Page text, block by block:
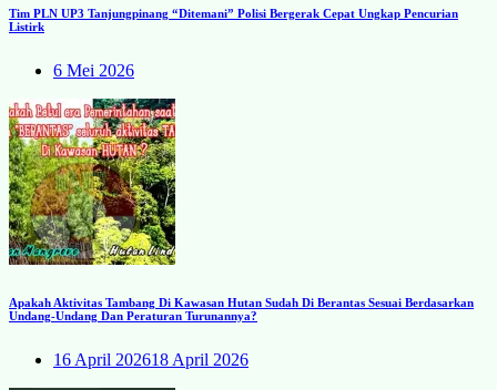
Tim PLN UP3 Tanjungpinang “Ditemani” Polisi Bergerak Cepat Ungkap Pencurian
Listirk
6 Mei 2026
Apakah Aktivitas Tambang Di Kawasan Hutan Sudah Di Berantas Sesuai Berdasarkan
Undang-Undang Dan Peraturan Turunannya?
16 April 202618 April 2026